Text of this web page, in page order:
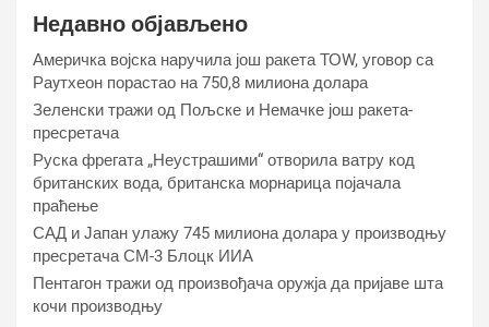
Недавно објављено
Америчка војска наручила још ракета ТОW, уговор са
Раyтхеон порастао на 750,8 милиона долара
Зеленски тражи од Пољске и Немачке још ракета-
пресретача
Руска фрегата „Неустрашими“ отворила ватру код
британских вода, британска морнарица појачала
праћење
САД и Јапан улажу 745 милиона долара у производњу
пресретача СМ-3 Блоцк ИИА
Пентагон тражи од произвођача оружја да пријаве шта
кочи производњу